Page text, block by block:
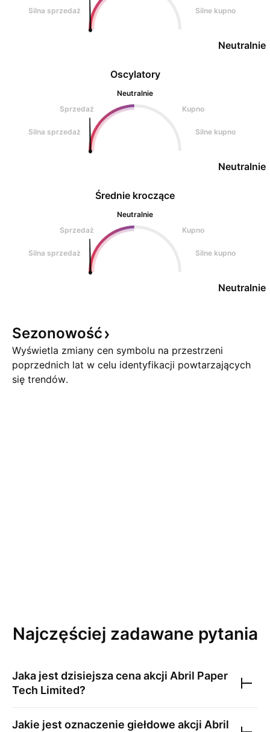
Oscylatory
Neutralnie
Sprzedaż
Kupno
Silna sprzedaż Silne kupno
Neutralnie
Silna sprzedaż Silne kupno
Neutralnie
Średnie kroczące
Neutralnie
Sprzedaż
Kupno
Silna sprzedaż Silne kupno
Neutralnie
Sezonowość
Wyświetla zmiany cen symbolu na przestrzeni
poprzednich lat w celu identyfikacji powtarzających
się trendów.
Najczęściej zadawane pytania
Jaka jest dzisiejsza cena akcji Abril Paper
Tech Limited?
Jakie jest oznaczenie giełdowe akcji Abril